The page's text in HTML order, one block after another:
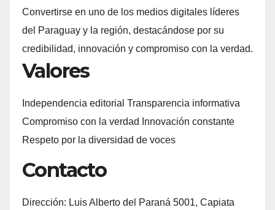
Convertirse en uno de los medios digitales líderes
del Paraguay y la región, destacándose por su
credibilidad, innovación y compromiso con la verdad.
Valores
Independencia editorial Transparencia informativa
Compromiso con la verdad Innovación constante
Respeto por la diversidad de voces
Contacto
Dirección: Luis Alberto del Paraná 5001, Capiata